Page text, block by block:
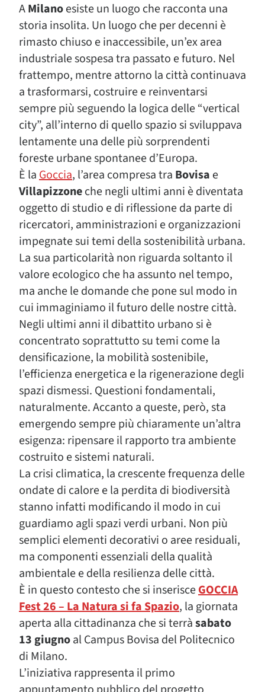
AMilanoesiste un luogo che racconta una
storia insolita. Un luogo che per decenni è
rimasto chiuso e inaccessibile, un’ex area
industriale sospesa tra passato e futuro. Nel
frattempo, mentre attorno la città continuava
a trasformarsi, costruire e reinventarsi
sempre più seguendo la logica delle “vertical
city”, all’interno di quello spazio si sviluppava
lentamente una delle più sorprendenti
foreste urbane spontanee d’Europa.
È laGoccia, l’area compresa tra Bovisa e
Villapizzoneche negli ultimi anni è diventata
oggetto di studio e di riflessione da parte di
ricercatori, amministrazioni e organizzazioni
impegnate sui temi della sostenibilità urbana.
La sua particolarità non riguarda soltanto il
valore ecologico che ha assunto nel tempo,
ma anche le domande che pone sul modo in
cui immaginiamo il futuro delle nostre città.
Negli ultimi anni il dibattito urbano si è
concentrato soprattutto su temi come la
densificazione, la mobilità sostenibile,
l’efficienza energetica e la rigenerazione degli
spazi dismessi. Questioni fondamentali,
naturalmente. Accanto a queste, però, sta
emergendo sempre più chiaramente un’altra
esigenza: ripensare il rapporto tra ambiente
costruito e sistemi naturali.
La crisi climatica, la crescente frequenza delle
ondate di calore e la perdita di biodiversità
stanno infatti modificando il modo in cui
guardiamo agli spazi verdi urbani. Non più
semplici elementi decorativi o aree residuali,
ma componenti essenziali della qualità
ambientale e della resilienza delle città.
È in questo contesto che si inserisceGOCCIA
Fest 26 – La Natura si fa Spazio, la giornata
aperta alla cittadinanza che si terràsabato
13 giugnoal Campus Bovisa del Politecnico
di Milano.
L’iniziativa rappresenta il primo